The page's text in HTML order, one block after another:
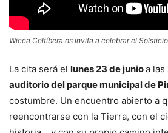
Wicca Celtíbera os invita a celebrar el
La cita será el lunes 23 de junioa las
auditorio del parque municipal de
costumbre. Un encuentro abierto a
reencontrarse con la Tierra, con el